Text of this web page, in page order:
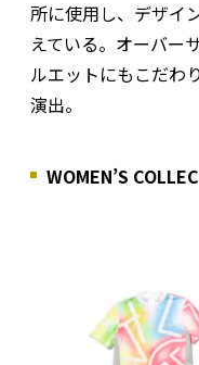
所に使用し、デザイ
えている。オーバー
ルエットにもこだわ
演出。
WOMEN’S